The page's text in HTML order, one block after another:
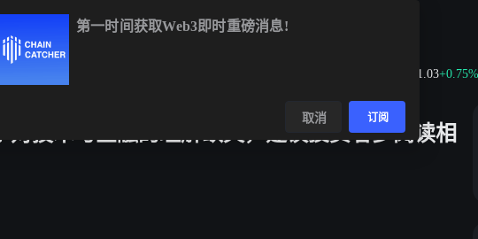
$1.03+0.75%
技术与金融的理解缺失，建议投资者多阅读相
第一时间获取Web3即时重磅消息!
取消 订阅